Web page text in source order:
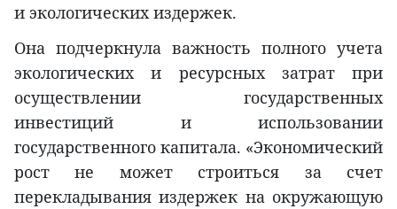
и экологических издержек.
Она подчеркнула важность полного учета
экологических и ресурсных затрат при
осуществлении государственных
инвестиций и использовании
государственного капитала. «Экономический
рост не может строиться за счет
перекладывания издержек на окружающую